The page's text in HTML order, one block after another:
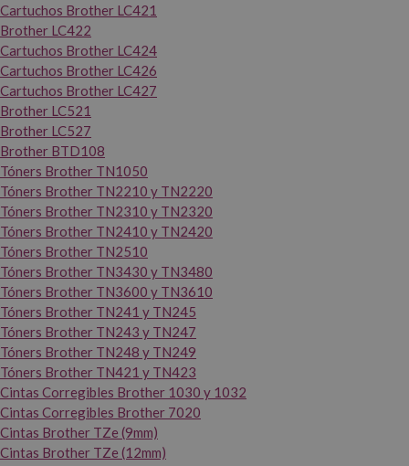
Cartuchos Brother LC421
Brother LC422
Cartuchos Brother LC424
Cartuchos Brother LC426
Cartuchos Brother LC427
Brother LC521
Brother LC527
Brother BTD108
Tóners Brother TN1050
Tóners Brother TN2210 y TN2220
Tóners Brother TN2310 y TN2320
Tóners Brother TN2410 y TN2420
Tóners Brother TN2510
Tóners Brother TN3430 y TN3480
Tóners Brother TN3600 y TN3610
Tóners Brother TN241 y TN245
Tóners Brother TN243 y TN247
Tóners Brother TN248 y TN249
Tóners Brother TN421 y TN423
Cintas Corregibles Brother 1030 y 1032
Cintas Corregibles Brother 7020
Cintas Brother TZe (9mm)
Cintas Brother TZe (12mm)